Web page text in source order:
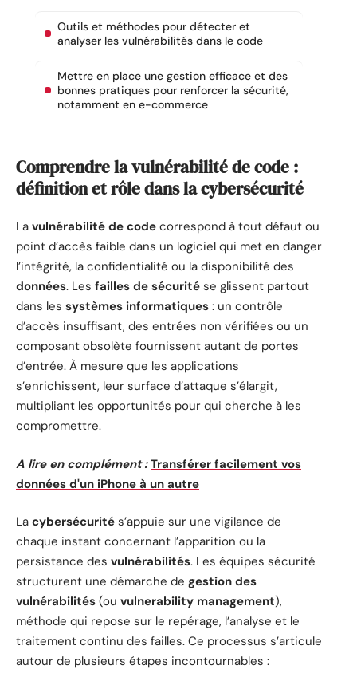
Outils et méthodes pour détecter et
analyser les vulnérabilités dans le code
Mettre en place une gestion efficace et des
bonnes pratiques pour renforcer la sécurité,
notamment en e-commerce
Comprendre la vulnérabilité de code :
définition et rôle dans la cybersécurité
La vulnérabilité de code correspond à tout défaut ou
point d’accès faible dans un logiciel qui met en danger
l’intégrité, la confidentialité ou la disponibilité des
données. Les failles de sécurité se glissent partout
dans les systèmes informatiques : un contrôle
d’accès insuffisant, des entrées non vérifiées ou un
composant obsolète fournissent autant de portes
d’entrée. À mesure que les applications
s’enrichissent, leur surface d’attaque s’élargit,
multipliant les opportunités pour qui cherche à les
compromettre.
A lire en complément : Transférer facilement vos
données d'un iPhone à un autre
La cybersécurité s’appuie sur une vigilance de
chaque instant concernant l’apparition ou la
persistance des vulnérabilités. Les équipes sécurité
structurent une démarche de gestion des
vulnérabilités (ou vulnerability management),
méthode qui repose sur le repérage, l’analyse et le
traitement continu des failles. Ce processus s’articule
autour de plusieurs étapes incontournables :